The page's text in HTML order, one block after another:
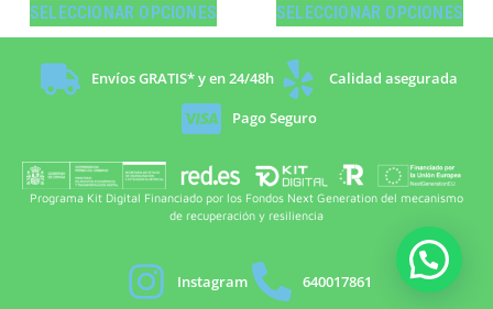
SELECCIONAR OPCIONES SELECCIONAR OPCIONES
Envíos GRATIS* y en 24/48h
Calidad asegurada
Pago Seguro
Programa Kit Digital Financiado por los Fondos Next Generation del mecanismo
de recuperación y resiliencia
Instagram 640017861